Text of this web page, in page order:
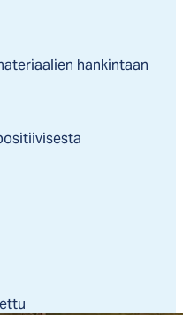
hankintaan